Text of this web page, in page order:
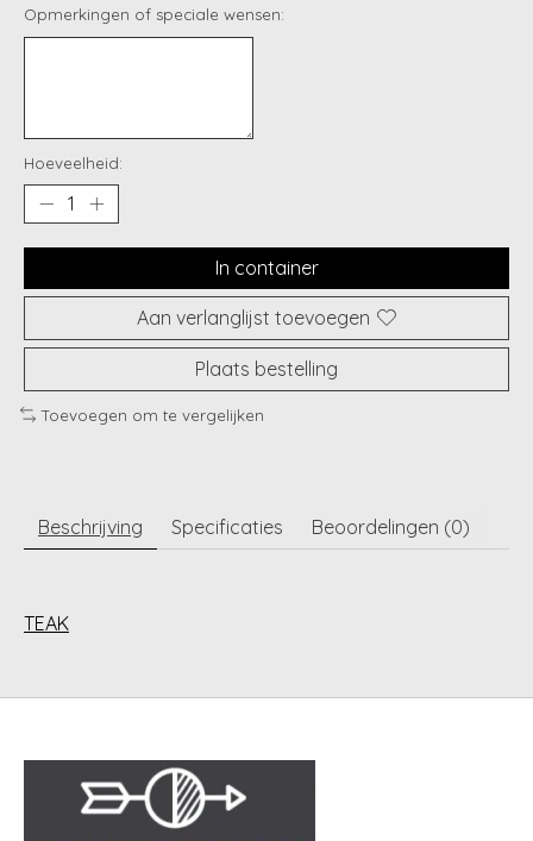
Opmerkingen of speciale wensen:
Hoeveelheid:
In container
Aan verlanglijst toevoegen
Plaats bestelling
Toevoegen om te vergelijken
Beschrijving Specificaties Beoordelingen (0)
TEAK